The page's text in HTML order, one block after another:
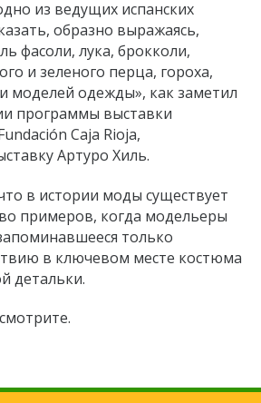
из ведущих испанских
образно выражаясь,
фасоли, лука, брокколи,
и зеленого перца, гороха,
моделей одежды», как заметил
программы выставки
Caja Rioja,
Артуро Хиль.
в истории моды существует
примеров, когда модельеры
только
в ключевом месте костюма
детальки.